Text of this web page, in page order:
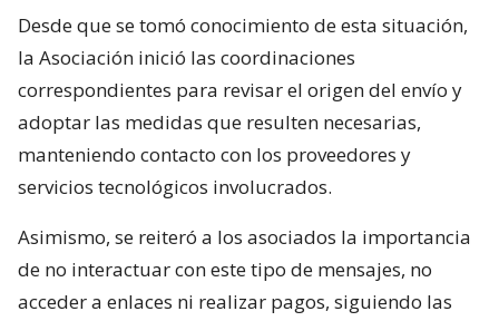
Desde que se tomó conocimiento de esta situación,
la Asociación inició las coordinaciones
correspondientes para revisar el origen del envío y
adoptar las medidas que resulten necesarias,
manteniendo contacto con los proveedores y
servicios tecnológicos involucrados.
Asimismo, se reiteró a los asociados la importancia
de no interactuar con este tipo de mensajes, no
acceder a enlaces ni realizar pagos, siguiendo las